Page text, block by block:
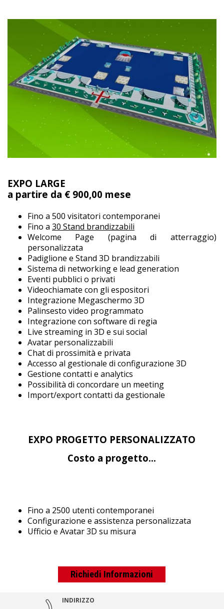
EXPO LARGE
a partire da € 900,00 mese
Fino a 500 visitatori contemporanei
Fino a 30 Stand brandizzabili
Welcome Page (pagina di atterraggio)
personalizzata
Padiglione e Stand 3D brandizzabili
Sistema di networking e lead generation
Eventi pubblici o privati
Videochiamate con gli espositori
Integrazione Megaschermo 3D
Palinsesto video programmato
Integrazione con software di regia
Live streaming in 3D e sui social
Avatar personalizzabili
Chat di prossimità e privata
Accesso al gestionale di configurazione 3D
Gestione contatti e analytics
Possibilità di concordare un meeting
Import/export contatti da gestionale
EXPO PROGETTO PERSONALIZZATO
Costo a progetto...
Fino a 2500 utenti contemporanei
Configurazione e assistenza personalizzata
Ufficio e Avatar 3D su misura
Richiedi Informazioni
INDIRIZZO